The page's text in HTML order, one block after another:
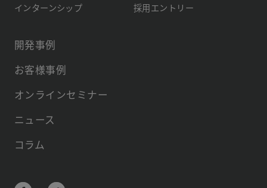
インターンシップ
採用エントリー
開発事例
お客様事例
オンラインセミナー
ニュース
コラム